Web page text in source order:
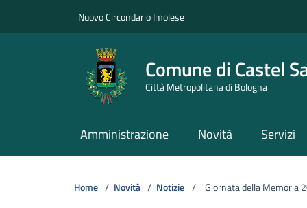
Nuovo Circondario Imolese
Comune di Castel
Città Metropolitana di Bologna
Amministrazione Novità Servizi
Home / Novità / Notizie / Giornata della Memoria